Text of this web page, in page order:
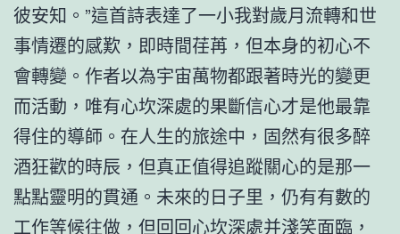
彼安知。”這首詩表達了一小我對歲月流轉和世
事情遷的感歎，即時間荏苒，但本身的初心不
會轉變。作者以為宇宙萬物都跟著時光的變更
而活動，唯有心坎深處的果斷信心才是他最靠
得住的導師。在人生的旅途中，固然有很多醉
酒狂歡的時辰，但真正值得追蹤關心的是那一
點點靈明的貫通。未來的日子里，仍有有數的
工作等候往做，但回回心坎深處并淺笑面臨，